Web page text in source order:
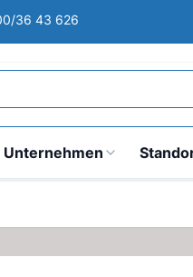
36 43 626
Unternehmen